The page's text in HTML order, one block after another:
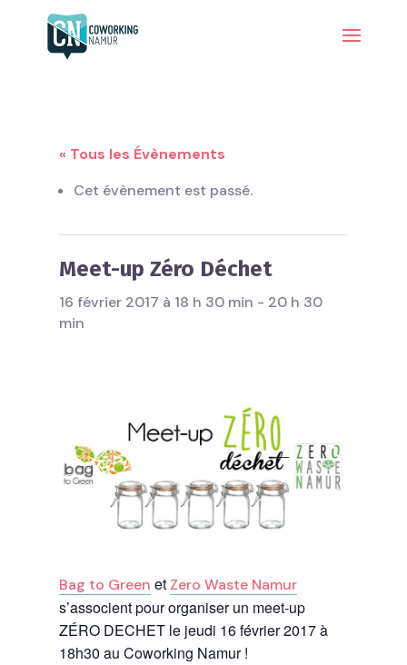
« Tous les Évènements
Cet évènement est passé.
Meet-up Zéro Déchet
16 février 2017 à 18 h 30 min - 20 h 30
min
Bag to Green et Zero Waste Namur
s’associent pour organiser un meet-up
ZÉRO DECHET le jeudi 16 février 2017 à
18h30 au Coworking Namur !